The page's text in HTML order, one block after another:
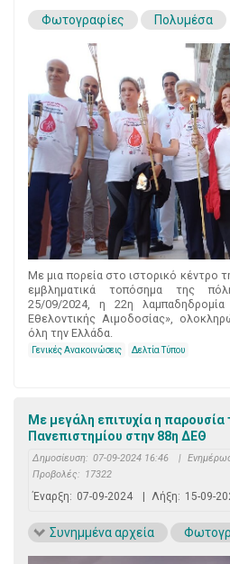
Φωτογραφίες Πολυμέσα
Με μια πορεία στο ιστορικό κέντρο
εμβληματικά τοπόσημα της
25/09/2024, η 22η
Εθελοντικής Αιμοδοσίας»,
όλη την Ελλάδα.
Γενικές Ανακοινώσεις Δελτία Τύπου
Με μεγάλη επιτυχία η παρουσία
Πανεπιστημίου στην 88η ΔΕΘ
Δημοσίευση: 07-09-2024 16:46 |
Προβολές: 17322
Έναρξη: 07-09-2024 Λήξη: 15-09-
Συνημμένα αρχεία